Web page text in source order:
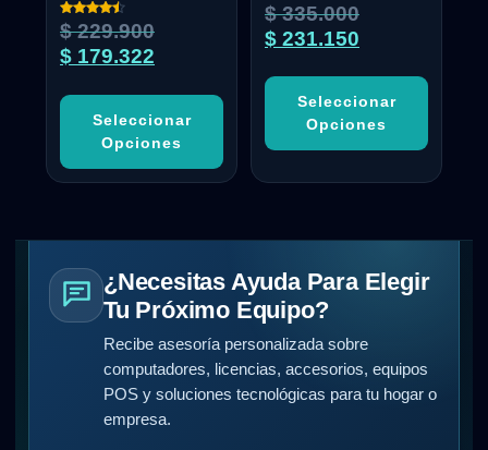
Valorado
con
4.50
de 5
$229.900
$ 179.322
Seleccionar
Opciones
$335.000
$ 231.150
Seleccionar
Opciones
¿Necesitas Ayuda Para Elegir
Tu Próximo Equipo?
Recibe asesoría personalizada sobre
computadores, licencias, accesorios, equipos
POS y soluciones tecnológicas para tu hogar o
empresa.